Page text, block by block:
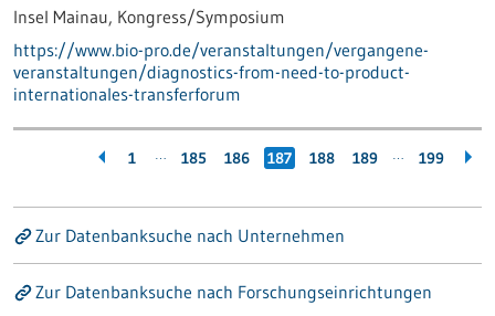
Insel Mainau, Kongress/Symposium
https://www.bio-pro.de/veranstaltungen/vergangene-
veranstaltungen/diagnostics-from-need-to-product-
internationales-transferforum
1 … 185 186 187 188 189 … 199
Zur Datenbanksuche nach Unternehmen
Zur Datenbanksuche nach Forschungseinrichtungen